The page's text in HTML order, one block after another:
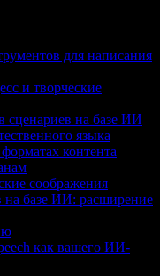
для написания
и творческие
сценариев на базе ИИ
языка
контента
соображения
на базе ИИ: расширение
как вашего ИИ-